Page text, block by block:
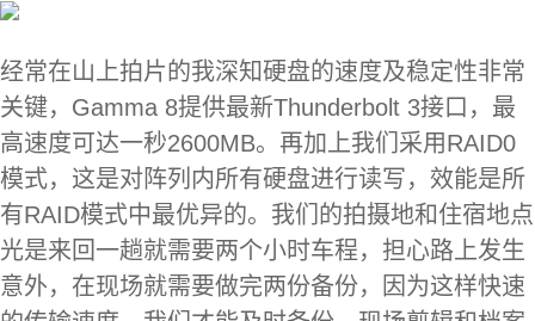
经常在山上拍片的我深知硬盘的速度及稳定性非常
关键，Gamma 8提供最新Thunderbolt 3接口，最
高速度可达一秒2600MB。再加上我们采用RAID0
模式，这是对阵列内所有硬盘进行读写，效能是所
有RAID模式中最优异的。我们的拍摄地和住宿地点
光是来回一趟就需要两个小时车程，担心路上发生
意外，在现场就需要做完两份备份，因为这样快速